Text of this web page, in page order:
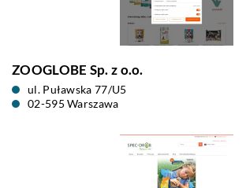
ZOOGLOBE Sp. z o.o.
ul. Puławska 77/U5
02-595 Warszawa